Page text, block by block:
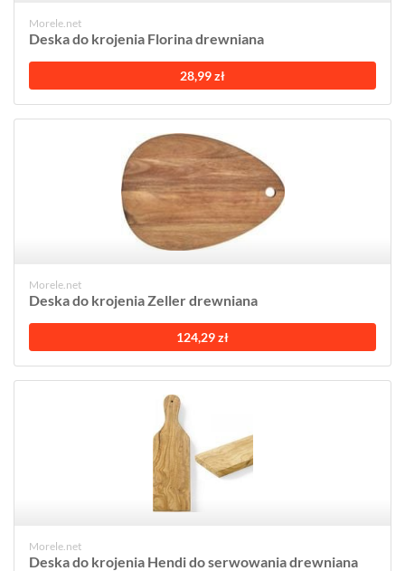
Morele.net
Deska do krojenia Florina drewniana
28,99 zł
Morele.net
Deska do krojenia Zeller drewniana
124,29 zł
Morele.net
Deska do krojenia Hendi do serwowania drewniana